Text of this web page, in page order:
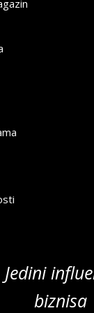
Jedini
biznisa